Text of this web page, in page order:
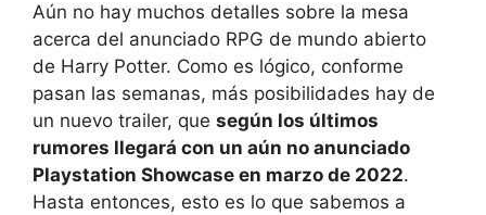
Aún no hay muchos detalles sobre la mesa
acerca del anunciado RPG de mundo abierto
de Harry Potter. Como es lógico, conforme
pasan las semanas, más posibilidades hay de
un nuevo trailer, que según los últimos
rumores llegará con un aún no anunciado
Playstation Showcase en marzo de 2022.
Hasta entonces, esto es lo que sabemos a